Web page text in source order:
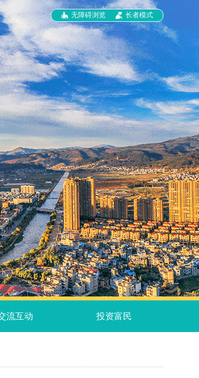
无障碍浏览 长者模式
流互动 投资富民